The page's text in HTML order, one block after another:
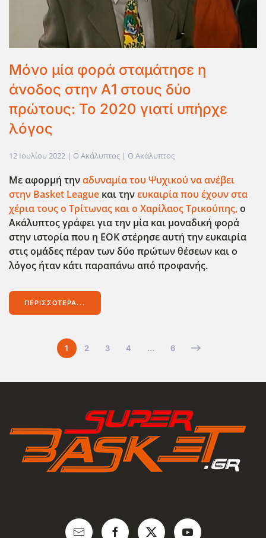
Μόνο μία φορά σταμάτησε η
άνοδος στην Α1 στους δύο
πρώτους: Το 2020 γιατί υπήρχε
λόγος
12 Ιουλίου 2022 | Ο Ακάλυπτος | Ο Ακάλυπτος
Με αφορμή τηναδυναμία του Ψυχικού να ανέβει
στην Basket League και τηνευκαιρία που έχουν στα
χέρια τους ο Τρίτωνας και ο Χαρίλαος Τρικούπης,ο
Ακάλυπτος γράφει για την μία και μοναδική φορά
στην ιστορία που η ΕΟΚ στέρησε αυτή την ευκαιρία
στις ομάδες πέραν των δύο πρώτων θέσεων και ο
λόγος ήταν κάτι παραπάνω από προφανής.
ΠΕΡΙΣΣΌΤΕΡΑ...
1 2 3 4 … 6